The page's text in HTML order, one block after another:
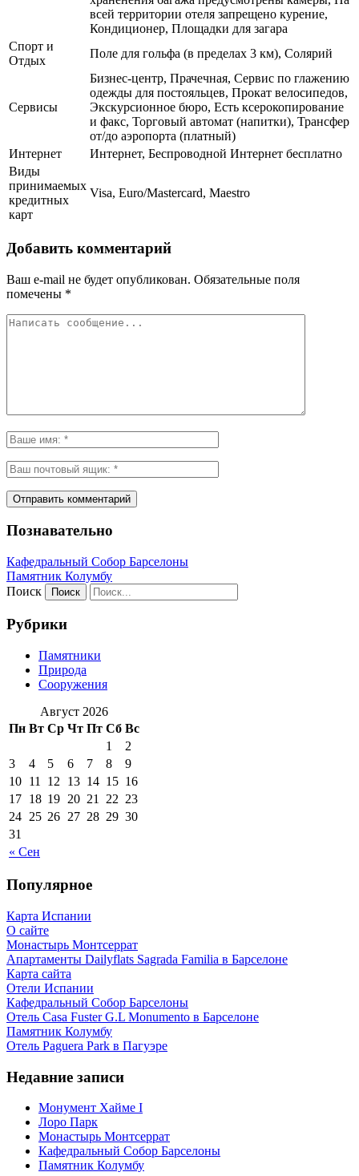
всей территории отеля запрещено курение,
Кондиционер, Площадки для загара
Спорт и
Отдых
Поле для гольфа (в пределах 3 км), Солярий
Сервисы
Бизнес-центр, Прачечная, Сервис по глажению
одежды для постояльцев, Прокат велосипедов,
Экскурсионное бюро, Есть ксерокопирование
и факс, Торговый автомат (напитки), Трансфер
от/до аэропорта (платный)
Интернет
Интернет, Беспроводной Интернет бесплатно
Виды
принимаемых
кредитных
карт
Visa, Euro/Mastercard, Maestro
Добавить комментарий
Ваш e-mail не будет опубликован. Обязательные поля
помечены *
Познавательно
Кафeдрaльный Собор Барселоны
Пaмятник Колумбу
Поиск
Рубрики
Памятники
Природа
Сооружения
Август 2026
Пн Вт Ср Чт Пт Сб Вс
« Сен
1
2
3
4 5 6 7 8
9
10 11 12 13 14 15 16
17 18 19 20 21 22 23
24 25 26 27 28 29 30
31
Популярное
Карта Испании
О сайте
Монастырь Монтсеррат
Апартаменты Dailyflats Sagrada Familia в Барселоне
Карта сайта
Отели Испании
Кафeдрaльный Собор Барселоны
Отель Casa Fuster G.L Monumento в Барселоне
Пaмятник Колумбу
Отель Paguera Park в Пагуэре
Недавние записи
Монумент Хайме I
Лоро Парк
Монастырь Монтсеррат
Кафeдрaльный Собор Барселоны
Пaмятник Колумбу